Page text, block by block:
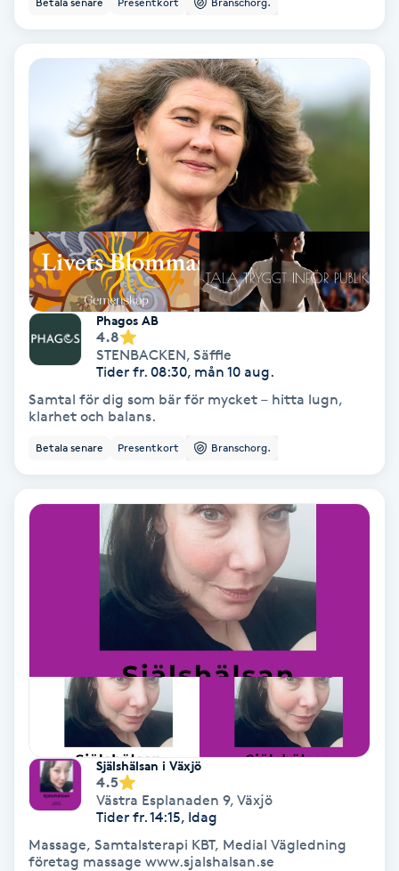
Balayage
Bambumassage
Barber
Barnklippning
BIAB
Celluliter
Coachning
Color correction
Cryoterapi
Phagos AB
4.8
STENBACKEN, Säffle
Tider fr. 08:30, mån 10 aug.
Samtal för dig som bär för mycket – hitta lugn,
klarhet och balans.
Betala senare Presentkort Branschorg.
Själshälsan i Växjö
4.5
Västra Esplanaden 9, Växjö
Tider fr. 14:15, Idag
Massage, Samtalsterapi KBT, Medial Vägledning
företag massage www.sjalshalsan.se